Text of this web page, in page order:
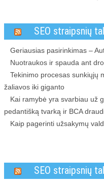
SEO straipsnių
Geriausias pasirinkimas –
Nuotraukos ir spauda ant
Tekinimo procesas sunkiųjų
žaliavos iki giganto
Kai ramybė yra svarbiau už
pedantišką tvarką ir BCA
Kaip pagerinti užsakymų
SEO straipsnių